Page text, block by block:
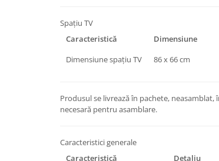
Spațiu TV
Caracteristică
Dimensiune
Dimensiune spațiu TV
86 x 66 cm
Produsul se livrează în pachete,
necesară pentru asamblare.
Caracteristici generale
Caracteristică
Detaliu